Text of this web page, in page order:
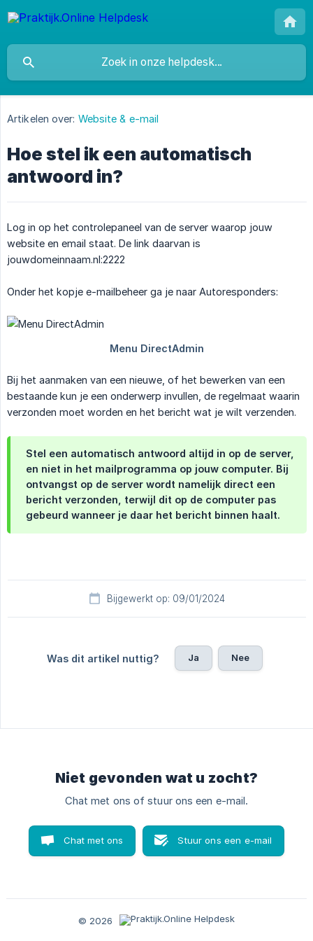
Artikelen over: Website & e-mail
Hoe stel ik een automatisch
antwoord in?
Log in op het controlepaneel van de server waarop jouw
website en email staat. De link daarvan is
jouwdomeinnaam.nl:2222
Onder het kopje e-mailbeheer ga je naar Autoresponders:
Bij het aanmaken van een nieuwe, of het bewerken van een
bestaande kun je een onderwerp invullen, de regelmaat waarin
verzonden moet worden en het bericht wat je wilt verzenden.
Stel een automatisch antwoord altijd in op de server,
en niet in het mailprogramma op jouw computer. Bij
ontvangst op de server wordt namelijk direct een
bericht verzonden, terwijl dit op de computer pas
gebeurd wanneer je daar het bericht binnen haalt.
Bijgewerkt op: 09/01/2024
Was dit artikel nuttig? Ja Nee
Niet gevonden wat u zocht?
Chat met ons of stuur ons een e-mail.
Chat met ons Stuur ons een e-mail
© 2026